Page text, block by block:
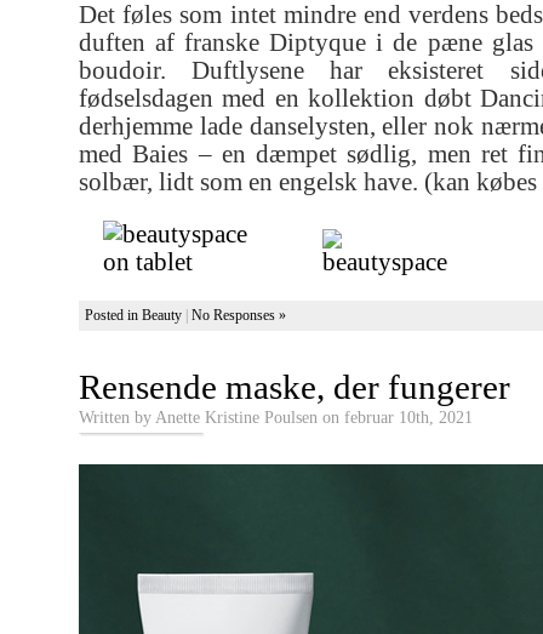
Det føles som intet mindre end verdens
duften af franske Diptyque i de pæne glas
boudoir. Duftlysene har eksisteret
fødselsdagen med en kollektion døbt
derhjemme lade danselysten, eller nok
med Baies – en dæmpet sødlig, men ret
solbær, lidt som en engelsk have. (kan
Posted in Beauty No Responses »
Rensende maske, der fungerer
Written by Anette Kristine Poulsen on februar 10th, 2021